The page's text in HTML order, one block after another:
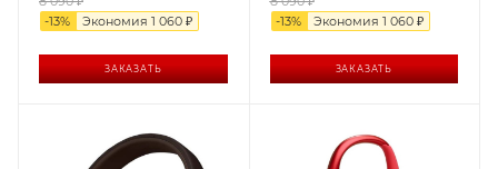
-13% Экономия 1 060 ₽
ЗАКАЗАТЬ
-13% Экономия 1 060₽
ЗАКАЗАТЬ